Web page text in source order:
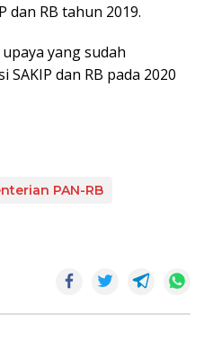
dan RB tahun 2019.
yang sudah
dan RB pada 2020
PAN-RB